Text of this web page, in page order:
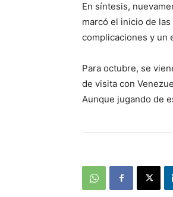
En síntesis,
marcó el inicio de
complicaciones y un
Para octubre, se
de visita con
Aunque jugando de